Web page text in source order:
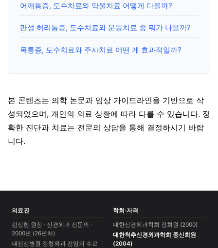
어깨통증, 도수치료와 약물치료 어떻게 다를까?
만성 허리통증, 도수치료와 운동치료 중 뭐가 나을까?
목통증, 도수치료와 주사치료 어떤 게 효과적일까?
본 콘텐츠는 의학 논문과 임상 가이드라인을 기반으로 작
성되었으며, 개인의 의료 상황에 따라 다를 수 있습니다. 정
확한 진단과 치료는 전문의 상담을 통해 결정하시기 바랍
니다.
의료진
김상현 원장 · 신경외과 전문의 ·
2000년 (26년차)
대전선병원 정형외과 전임의 수료
학회·자격
대한신경외과학회 정회원 (2000)
대한척추신경외과학회 종신회원
(2004)